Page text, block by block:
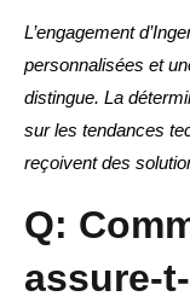
L’engagement
personnalisées et
distingue. La
sur les tendances
reçoivent des
Q:
assure-